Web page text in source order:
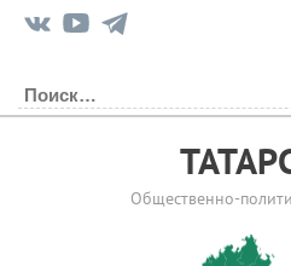
Общественно-